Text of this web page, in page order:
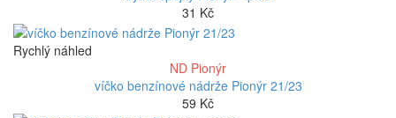
31 Kč
Rychlý náhled
ND Pionýr
víčko benzínové nádrže Pionýr 21/23
59 Kč